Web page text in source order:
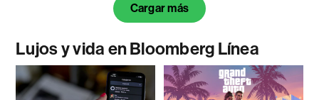
Cargar más
Lujos y vida en Bloomberg Línea